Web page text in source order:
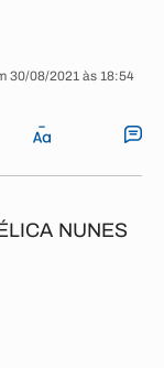
30/08/2021 às 18:54
NUNES